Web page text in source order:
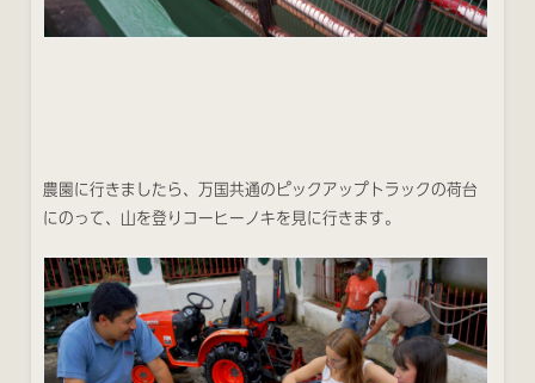
農園に行きましたら、万国共通のピックアップトラックの荷台
にのって、山を登りコーヒーノキを見に行きます。